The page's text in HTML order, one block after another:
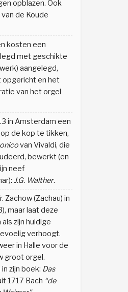
opblazen. Ook
de Koude
kosten een
met geschikte
aangelegd,
opgericht en het
van het orgel
in Amsterdam een
de kop te tikken,
van Vivaldi, die
bewerkt (en
neef
J.G. Walther.
Zachow (Zachau) in
maar laat deze
zijn huidige
verhoogt.
in Halle voor de
groot orgel.
zijn boek: Das
1717 Bach “de